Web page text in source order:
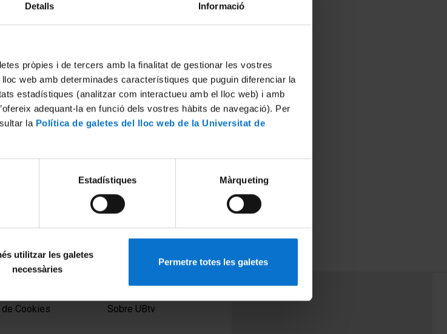
Detalls Informació
pròpies i de tercers amb la finalitat de gestionar les vostres
web amb determinades característiques que puguin diferenciar la
estadístiques (analitzar com interactueu amb el lloc web) i amb
adequant-la en funció dels vostres hàbits de navegació). Per
la Política de galetes del lloc web de la Universitat de
Estadístiques Màrqueting
utilitzar les galetes
necessàries
Permetre totes les galetes
Cookies
PEU 2
Sobre UBtv
PEU 3